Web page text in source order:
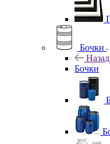
Бочки
Назад
Бочки